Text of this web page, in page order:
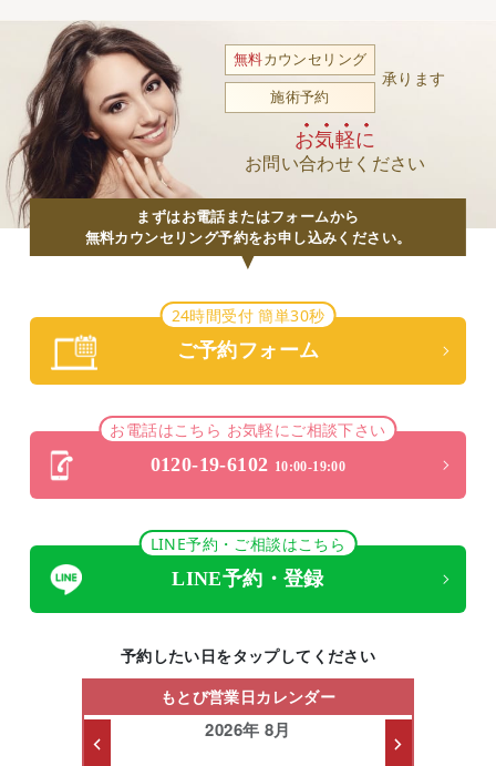
無料カウンセリング
施術予約
承ります
お気軽に
お問い合わせください
まずはお電話またはフォームから
無料カウンセリング予約をお申し込みください。
24時間受付 簡単30秒
ご予約フォーム
お電話はこちら お気軽にご相談下さい
0120-19-6102 10:00-19:00
LINE予約・ご相談はこちら
LINE予約・登録
予約したい日をタップしてください
もとび営業日カレンダー
2026年 8月